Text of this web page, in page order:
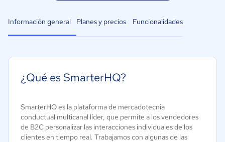
Información general Planes y precios Funcionalidades
¿Qué es SmarterHQ?
SmarterHQ es la plataforma de mercadotecnia
conductual multicanal líder, que permite a los vendedores
de B2C personalizar las interacciones individuales de los
clientes en tiempo real. Trabajamos con algunas de las